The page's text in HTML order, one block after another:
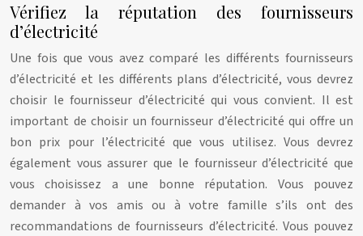
Vérifiez la réputation des fournisseurs
d’électricité
Une fois que vous avez comparé les différents fournisseurs
d’électricité et les différents plans d’électricité, vous devrez
choisir le fournisseur d’électricité qui vous convient. Il est
important de choisir un fournisseur d’électricité qui offre un
bon prix pour l’électricité que vous utilisez. Vous devrez
également vous assurer que le fournisseur d’électricité que
vous choisissez a une bonne réputation. Vous pouvez
demander à vos amis ou à votre famille s’ils ont des
recommandations de fournisseurs d’électricité. Vous pouvez